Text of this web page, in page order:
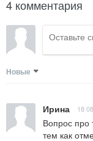
4 комментария
Новые
Ирина 18
Вопрос про
тем как